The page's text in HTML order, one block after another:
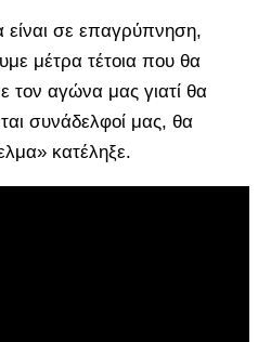
σε επαγρύπνηση,
μέτρα τέτοια που θα
αγώνα μας γιατί θα
συνάδελφοί μας, θα
κατέληξε.